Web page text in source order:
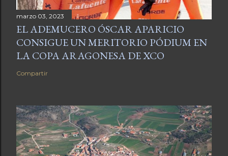
marzo 03, 2023
EL ADEMUCERO ÓSCAR APARICIO
CONSIGUE UN MERITORIO PÓDIUM EN
LA COPA ARAGONESA DE XCO
Compartir